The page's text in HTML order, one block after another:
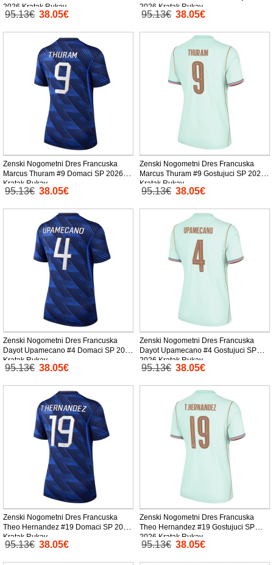
2026 Kratak Rukav
95.13€ 38.05€
2026 Kratak Rukav
95.13€ 38.05€
Zenski Nogometni Dres Francuska
Marcus Thuram #9 Domaci SP 2026
Kratak Rukav
95.13€ 38.05€
Zenski Nogometni Dres Francuska
Marcus Thuram #9 Gostujuci SP 2026
Kratak Rukav
95.13€ 38.05€
Zenski Nogometni Dres Francuska
Dayot Upamecano #4 Domaci SP 2026
Kratak Rukav
95.13€ 38.05€
Zenski Nogometni Dres Francuska
Dayot Upamecano #4 Gostujuci SP
2026 Kratak Rukav
95.13€ 38.05€
Zenski Nogometni Dres Francuska
Theo Hernandez #19 Domaci SP 2026
Kratak Rukav
95.13€ 38.05€
Zenski Nogometni Dres Francuska
Theo Hernandez #19 Gostujuci SP
2026 Kratak Rukav
95.13€ 38.05€